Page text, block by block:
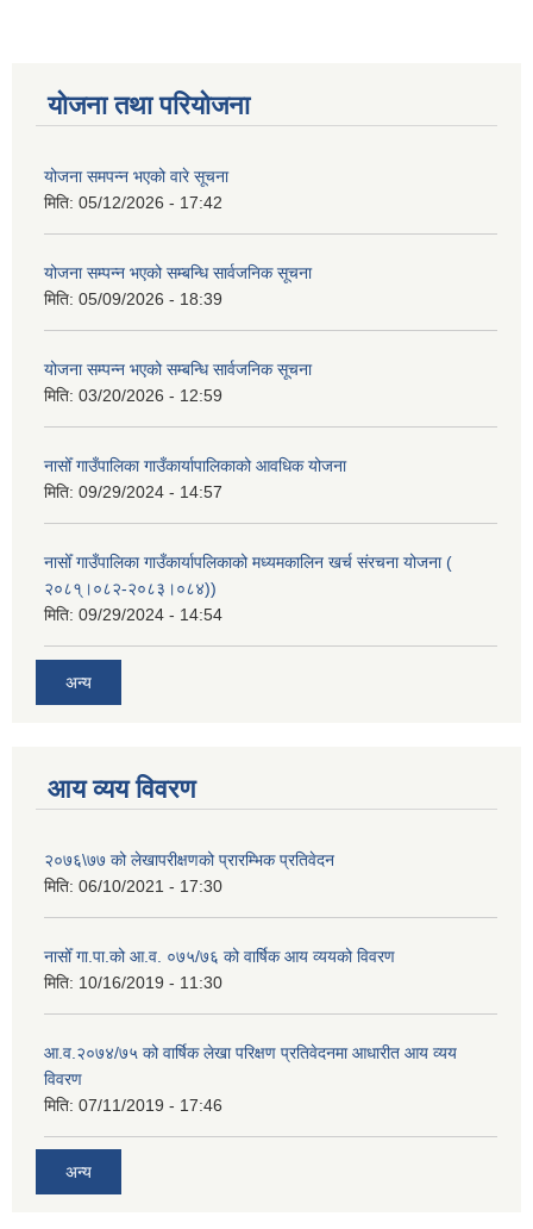
योजना तथा परियोजना
योजना समपन्न भएको वारे सूचना
मिति: 05/12/2026 - 17:42
योजना सम्पन्न भएको सम्बन्धि सार्वजनिक सूचना
मिति: 05/09/2026 - 18:39
योजना सम्पन्न भएको सम्बन्धि सार्वजनिक सूचना
मिति: 03/20/2026 - 12:59
नासोँ गाउँपालिका गाउँकार्यापालिकाको आवधिक योजना
मिति: 09/29/2024 - 14:57
नासोँ गाउँपालिका गाउँकार्यापलिकाको मध्यमकालिन खर्च संरचना योजना (
२०८१्।०८२-२०८३।०८४))
मिति: 09/29/2024 - 14:54
अन्य
आय व्यय विवरण
२०७६\७७ को लेखापरीक्षणको प्रारम्भिक प्रतिवेदन
मिति: 06/10/2021 - 17:30
नासोँ गा.पा.को आ.व. ०७५/७६ को वार्षिक आय व्ययको विवरण
मिति: 10/16/2019 - 11:30
आ.व.२०७४/७५ को वार्षिक लेखा परिक्षण प्रतिवेदनमा आधारीत आय व्यय
विवरण
मिति: 07/11/2019 - 17:46
अन्य